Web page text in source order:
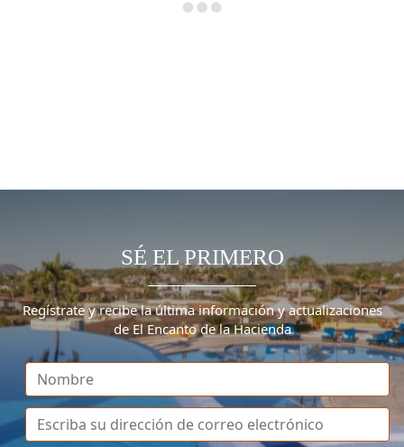
SÉ EL PRIMERO
Regístrate y recibe la última información y actualizaciones
de El Encanto de la Hacienda